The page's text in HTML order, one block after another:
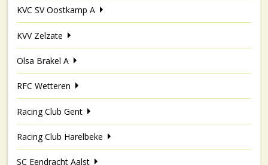
KVC SV Oostkamp A
KVV Zelzate
Olsa Brakel A
RFC Wetteren
Racing Club Gent
Racing Club Harelbeke
SC Eendracht Aalst